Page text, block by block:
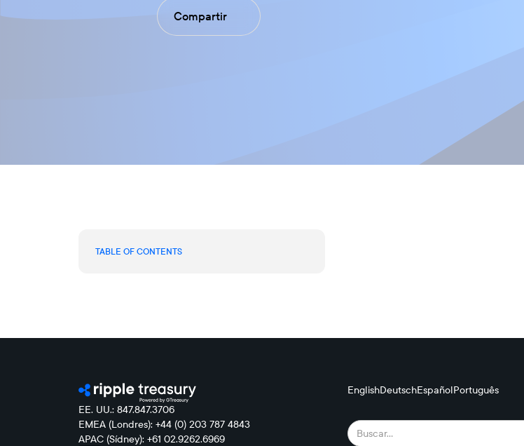
Compartir
TABLE OF CONTENTS
EE. UU.: 847.847.3706
EMEA (Londres): +44 (0) 203 787 4843
APAC (Sídney): +61 02.9262.6969
EnglishDeutschEspañolPortuguês